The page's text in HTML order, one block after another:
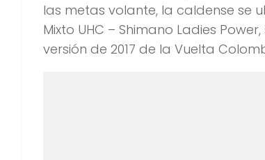
las metas volante, la caldense se
Mixto UHC – Shimano Ladies
versión de 2017 de la Vuelta